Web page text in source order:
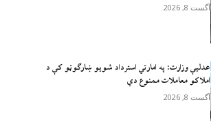
آگست 8, 2026
عدلیې وزارت: په امارتي استرداد شویو ښارګوټو کې د
املاکو معاملات ممنوع دي
آگست 8, 2026